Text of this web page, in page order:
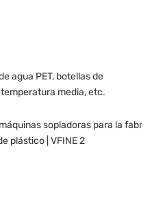
agua PET, botellas de
media, etc.